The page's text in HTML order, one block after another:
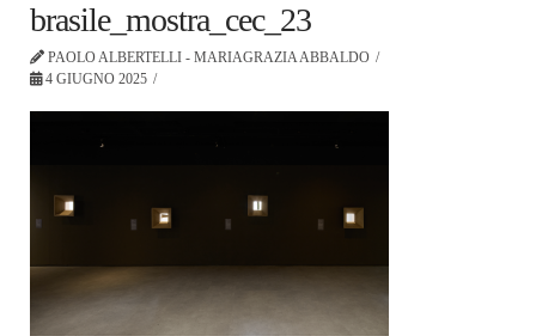
brasile_mostra_cec_23
PAOLO ALBERTELLI - MARIAGRAZIA ABBALDO
4 GIUGNO 2025